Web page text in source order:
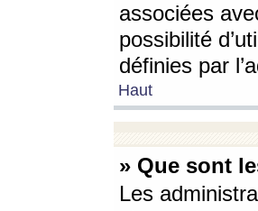
associées
possibilité
définies par
Haut
» Que sont
Les